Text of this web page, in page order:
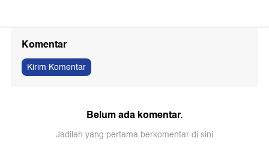
Komentar
Kirim Komentar
Belum ada komentar.
Jadilah yang pertama berkomentar di sini